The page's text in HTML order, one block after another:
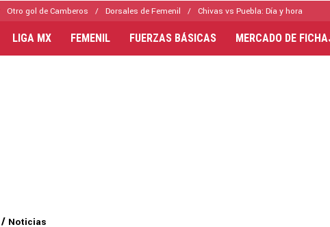
Otro gol de Camberos Dorsales de Femenil Chivas vs Puebla: Día y hora
LIGA MX FEMENIL FUERZAS BÁSICAS MERCADO DE
Noticias